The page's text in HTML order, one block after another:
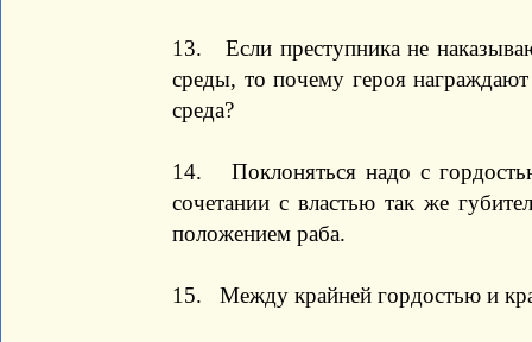
13. Если преступника не
среды, то почему героя
среда?
14. Поклоняться надо с
сочетании с властью так же
положением раба.
15. Между крайней гордостью и